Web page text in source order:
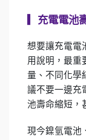
充電電池
想要讓充電電
用說明，最重
量、不同化學
議不要一邊充
池壽命縮短，
現今鎳氫電池